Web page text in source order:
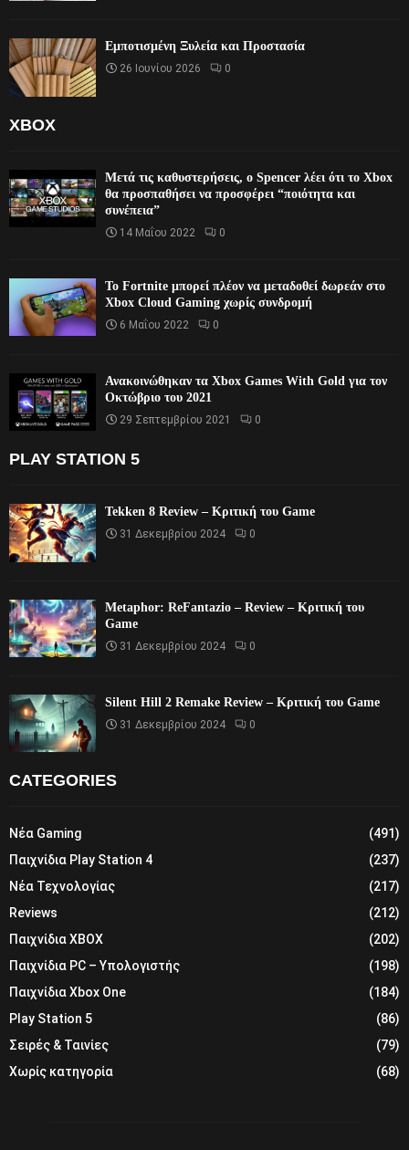
Εμποτισμένη Ξυλεία και Προστασία
26 Ιουνίου 2026 0
XBOX
Μετά τις καθυστερήσεις, ο Spencer λέει ότι το Xbox
θα προσπαθήσει να προσφέρει “ποιότητα και
συνέπεια”
14 Μαΐου 2022 0
Το Fortnite μπορεί πλέον να μεταδοθεί δωρεάν στο
Xbox Cloud Gaming χωρίς συνδρομή
6 Μαΐου 2022 0
Ανακοινώθηκαν τα Xbox Games With Gold για τον
Οκτώβριο του 2021
29 Σεπτεμβρίου 2021 0
PLAY STATION 5
Tekken 8 Review – Κριτική του Game
31 Δεκεμβρίου 2024 0
Metaphor: ReFantazio – Review – Κριτική του
Game
31 Δεκεμβρίου 2024 0
Silent Hill 2 Remake Review – Κριτική του Game
31 Δεκεμβρίου 2024 0
CATEGORIES
Νέα Gaming
(491)
Παιχνίδια Play Station 4
(237)
Νέα Τεχνολογίας
(217)
Reviews
(212)
Παιχνίδια XBOX
(202)
Παιχνίδια PC – Υπολογιστής
(198)
Παιχνίδια Xbox One
(184)
Play Station 5
(86)
Σειρές & Ταινίες
(79)
Χωρίς κατηγορία
(68)